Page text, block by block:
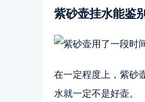
紫砂壶挂水能鉴
在一定程度上，紫砂
水就一定不是好壶。